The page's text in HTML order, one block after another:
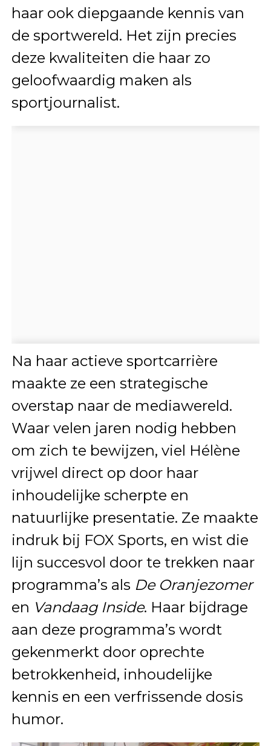
haar ook diepgaande kennis van
de sportwereld. Het zijn precies
deze kwaliteiten die haar zo
geloofwaardig maken als
sportjournalist.
Na haar actieve sportcarrière
maakte ze een strategische
overstap naar de mediawereld.
Waar velen jaren nodig hebben
om zich te bewijzen, viel Hélène
vrijwel direct op door haar
inhoudelijke scherpte en
natuurlijke presentatie. Ze maakte
indruk bij FOX Sports, en wist die
lijn succesvol door te trekken naar
programma’s als De Oranjezomer
en Vandaag Inside. Haar bijdrage
aan deze programma’s wordt
gekenmerkt door oprechte
betrokkenheid, inhoudelijke
kennis en een verfrissende dosis
humor.